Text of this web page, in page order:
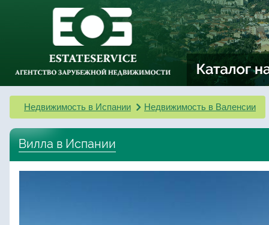
Недвижимость в Испании Недвижимость в Валенсии
Вилла в Испании